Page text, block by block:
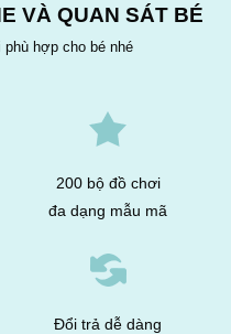
VÀ QUAN SÁT BÉ
hợp cho bé nhé
200 bộ đồ chơi
đa dạng mẫu mã
Đổi trả dễ dàng